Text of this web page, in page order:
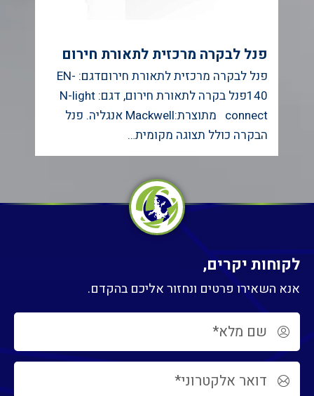
פנל לבקרה מרכזית לתאורת חירום
פנל לבקרה מרכזית לתאורת חירוםדגם: EN-
140פנל בקרה לתאורת חירום, דגם: N-light
connect מתוצרת:Mackwell אנגליה. פנל
הבקרה כולל תצוגה מקומית…
לקוחות יקרים,
אנא השאירו פרטים ונחזור אליכם בהקדם.